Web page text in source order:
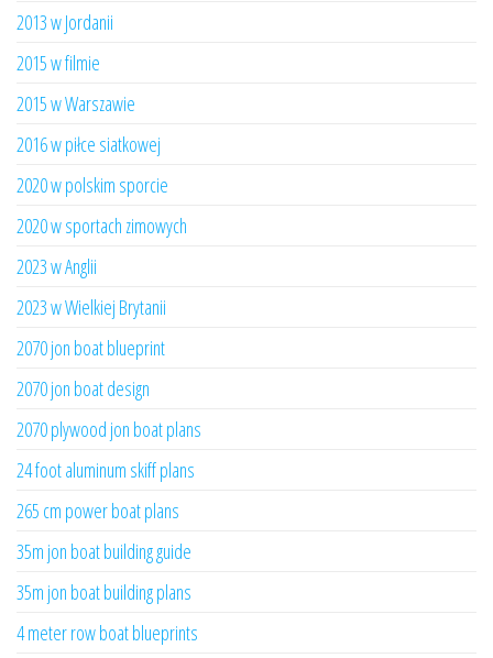
2013 w Jordanii
2015 w filmie
2015 w Warszawie
2016 w piłce siatkowej
2020 w polskim sporcie
2020 w sportach zimowych
2023 w Anglii
2023 w Wielkiej Brytanii
2070 jon boat blueprint
2070 jon boat design
2070 plywood jon boat plans
24 foot aluminum skiff plans
265 cm power boat plans
35m jon boat building guide
35m jon boat building plans
4 meter row boat blueprints